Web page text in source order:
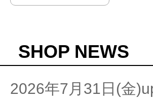
SHOP NEWS
2026年7月31日(金